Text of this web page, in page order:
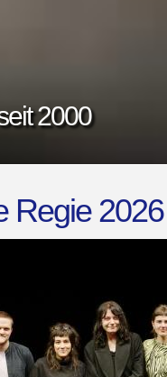
2000
Regie 2026